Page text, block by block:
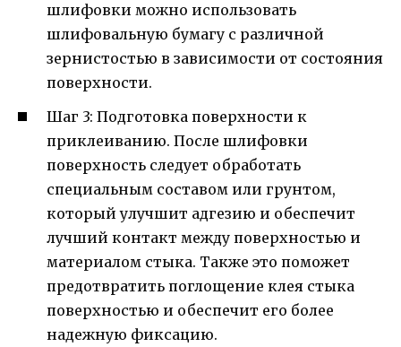
шлифовки можно использовать
шлифовальную бумагу с различной
зернистостью в зависимости от состояния
поверхности.
Шаг 3: Подготовка поверхности к
приклеиванию. После шлифовки
поверхность следует обработать
специальным составом или грунтом,
который улучшит адгезию и обеспечит
лучший контакт между поверхностью и
материалом стыка. Также это поможет
предотвратить поглощение клея стыка
поверхностью и обеспечит его более
надежную фиксацию.